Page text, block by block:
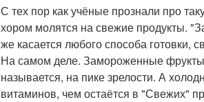
С тех пор как учёные прознали про
хором молятся на свежие продукты.
же касается любого способа готовки,
На самом деле. Замороженные фрукты
называется, на пике зрелости. А
витаминов, чем остаётся в "Свежих"